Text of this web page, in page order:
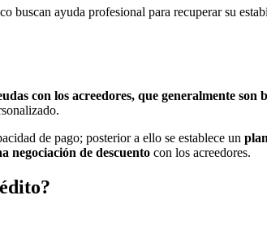
buscan ayuda profesional para recuperar su
con los acreedores, que generalmente son
de pago; posterior a ello se establece un
negociación de descuento con los acreedores.